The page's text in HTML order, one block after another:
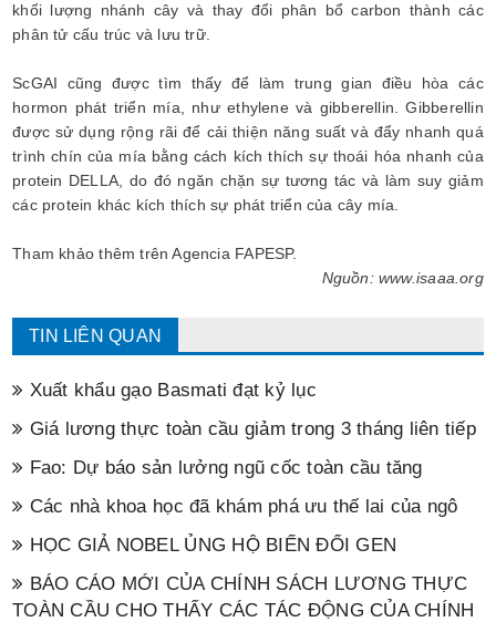
khối lượng nhánh cây và thay đổi phân bổ carbon thành các
phân tử cấu trúc và lưu trữ.
ScGAI cũng được tìm thấy để làm trung gian điều hòa các
hormon phát triển mía, như ethylene và gibberellin. Gibberellin
được sử dụng rộng rãi để cải thiện năng suất và đẩy nhanh quá
trình chín của mía bằng cách kích thích sự thoái hóa nhanh của
protein DELLA, do đó ngăn chặn sự tương tác và làm suy giảm
các protein khác kích thích sự phát triển của cây mía.
Tham khảo thêm trên Agencia FAPESP.
Nguồn: www.isaaa.org
TIN LIÊN QUAN
Xuất khẩu gạo Basmati đạt kỷ lục
Giá lương thực toàn cầu giảm trong 3 tháng liên tiếp
Fao: Dự báo sản lưởng ngũ cốc toàn cầu tăng
Các nhà khoa học đã khám phá ưu thế lai của ngô
HỌC GIẢ NOBEL ỦNG HỘ BIẾN ĐỔI GEN
BÁO CÁO MỚI CỦA CHÍNH SÁCH LƯƠNG THỰC
TOÀN CẦU CHO THẤY CÁC TÁC ĐỘNG CỦA CHÍNH